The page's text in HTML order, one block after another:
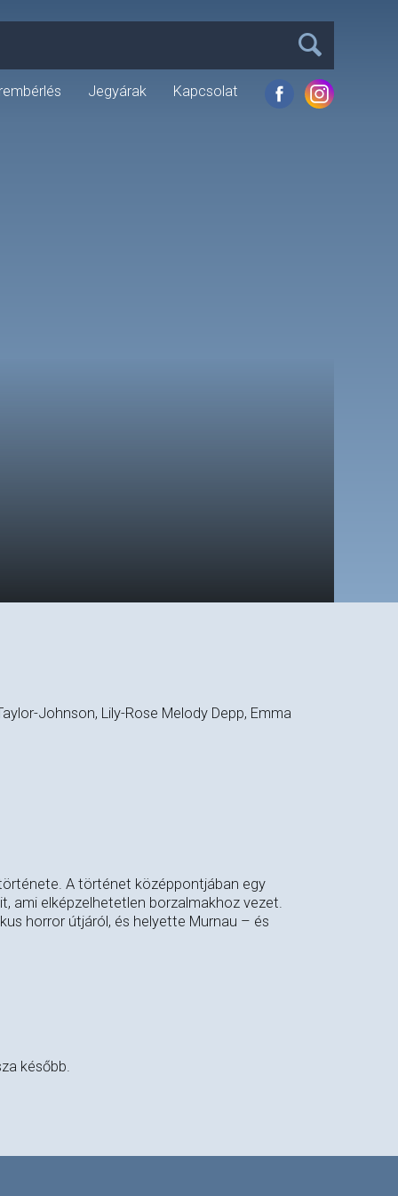
Jegyárak Kapcsolat
Johnson, Lily-Rose Melody Depp, Emma
A történet középpontjában egy
ami elképzelhetetlen borzalmakhoz vezet.
horror útjáról, és helyette Murnau – és
később.